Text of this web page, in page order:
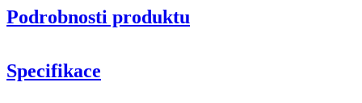
Podrobnosti produktu
Specifikace